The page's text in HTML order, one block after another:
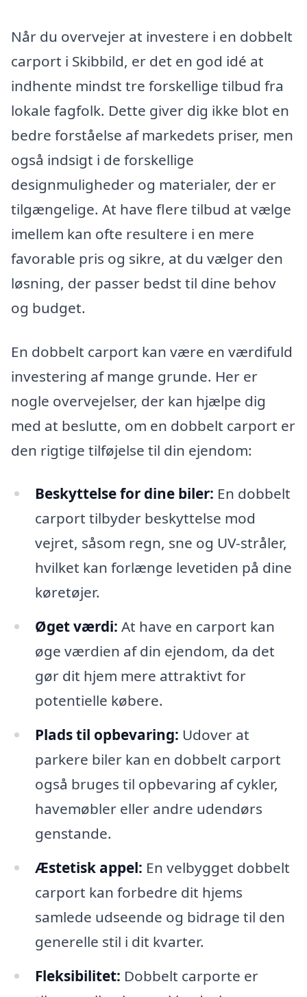
Når du overvejer at investere i en dobbelt
carport i Skibbild, er det en god idé at
indhente mindst tre forskellige tilbud fra
lokale fagfolk. Dette giver dig ikke blot en
bedre forståelse af markedets priser, men
også indsigt i de forskellige
designmuligheder og materialer, der er
tilgængelige. At have flere tilbud at vælge
imellem kan ofte resultere i en mere
favorable pris og sikre, at du vælger den
løsning, der passer bedst til dine behov
og budget.
En dobbelt carport kan være en værdifuld
investering af mange grunde. Her er
nogle overvejelser, der kan hjælpe dig
med at beslutte, om en dobbelt carport er
den rigtige tilføjelse til din ejendom:
Beskyttelse for dine biler: En dobbelt
carport tilbyder beskyttelse mod
vejret, såsom regn, sne og UV-stråler,
hvilket kan forlænge levetiden på dine
køretøjer.
Øget værdi: At have en carport kan
øge værdien af din ejendom, da det
gør dit hjem mere attraktivt for
potentielle købere.
Plads til opbevaring: Udover at
parkere biler kan en dobbelt carport
også bruges til opbevaring af cykler,
havemøbler eller andre udendørs
genstande.
Æstetisk appel: En velbygget dobbelt
carport kan forbedre dit hjems
samlede udseende og bidrage til den
generelle stil i dit kvarter.
Fleksibilitet: Dobbelt carporte er